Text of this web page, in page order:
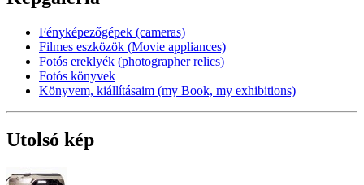
Fényképezőgépek (cameras)
Filmes eszközök (Movie appliances)
Fotós ereklyék (photographer relics)
Fotós könyvek
Könyvem, kiállításaim (my Book, my exhibitions)
Utolsó kép